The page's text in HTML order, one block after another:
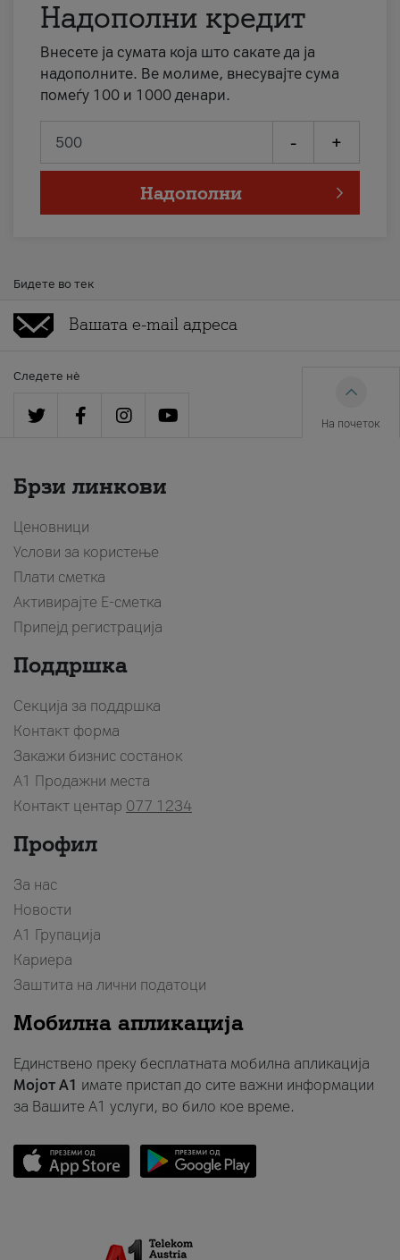
Надополни кредит
Внесете ја сумата која што сакате да ја
надополните. Ве молиме, внесувајте сума
помеѓу 100 и 1000 денари.
- +
Надополни
Бидете во тек
Следете нè
На почеток
Брзи линкови
Ценовници
Услови за користење
Плати сметка
Активирајте Е-сметка
Припејд регистрација
Поддршка
Секција за поддршка
Контакт форма
Закажи бизнис состанок
A1 Продажни места
Контакт центар 077 1234
Профил
За нас
Новости
А1 Групација
Кариера
Заштита на лични податоци
Мобилна апликација
Единствено преку бесплатната мобилна апликација
Мојот A1 имате пристап до сите важни информации
за Вашите A1 услуги, во било кое време.